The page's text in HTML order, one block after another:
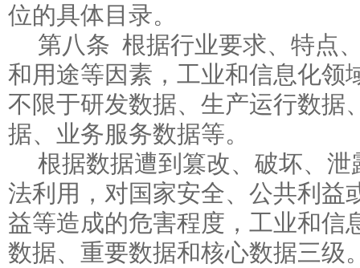
位的具体目录。
第八条 根据行业要求、特点
和用途等因素，工业和信息化领
不限于研发数据、生产运行数据
据、业务服务数据等。
根据数据遭到篡改、破坏、
法利用，对国家安全、公共利益
益等造成的危害程度，工业和信
数据、重要数据和核心数据三级